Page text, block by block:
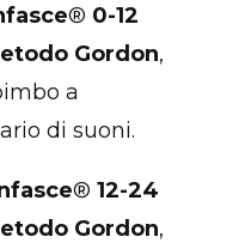
® 0-12
Gordon,
a
di suoni.
® 12-24
Gordon,